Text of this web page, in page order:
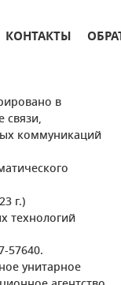
КОНТАКТЫ
в
связи,
коммуникаций
г.)
технологий
57640.
унитарное